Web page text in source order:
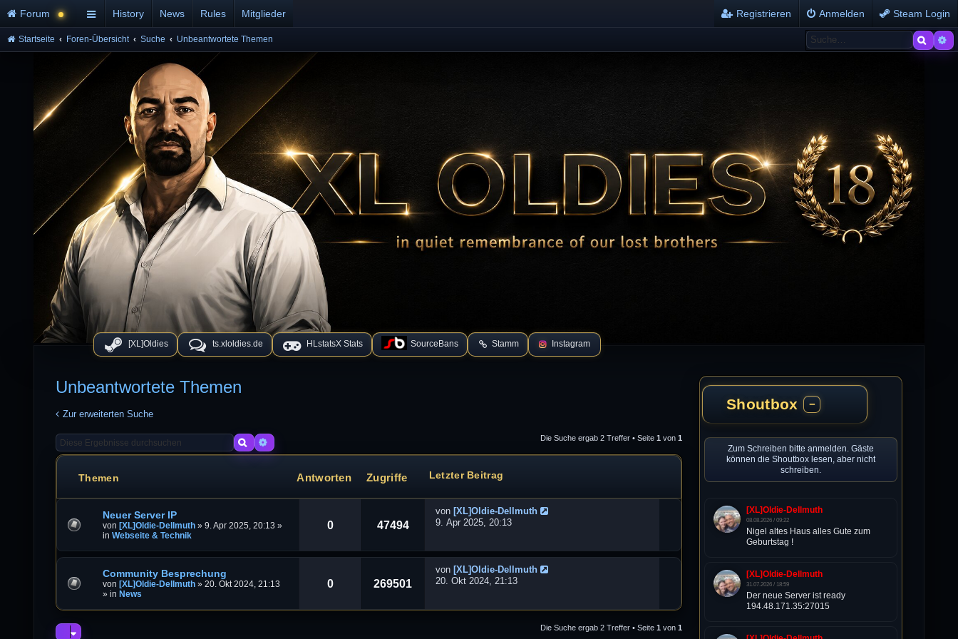
[XL]Oldies ts.xloldies.de HLstatsX Stats SourceBans Stamm Instagram
Forum History News Rules Mitglieder Steam Login
Anmelden
Registrieren
Startseite Foren-Übersicht Suche Unbeantwortete Themen Suche
Unbeantwortete Themen
Zur erweiterten Suche
SucheErweiterte Suche Die Suche ergab 2 Treffer • Seite 1von 1
Themen Antworten Zugriffe Letzter Beitrag
Neuer Server IP
von [XL]Oldie-Dellmuth »9. Apr 2025, 20:13 »
inWebseite & Technik
0 47494
von [XL]Oldie-Dellmuth
9. Apr 2025, 20:13
Community Besprechung
von [XL]Oldie-Dellmuth »20. Okt 2024, 21:13
» in News
0 269501
von [XL]Oldie-Dellmuth
20. Okt 2024, 21:13
Die Suche ergab 2 Treffer • Seite 1von 1
Shoutbox −
Zum Schreiben bitte anmelden. Gäste
können die Shoutbox lesen, aber nicht
schreiben.
[XL]Oldie-Dellmuth
08.08.2026 / 09:22
Nigel altes Haus alles Gute zum
Geburtstag !
[XL]Oldie-Dellmuth
31.07.2026 / 18:59
Der neue Server ist ready
194.48.171.35:27015